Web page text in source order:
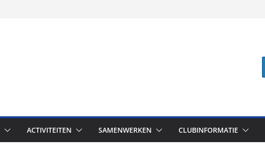
ACTIVITEITEN SAMENWERKEN CLUBINFORMATIE